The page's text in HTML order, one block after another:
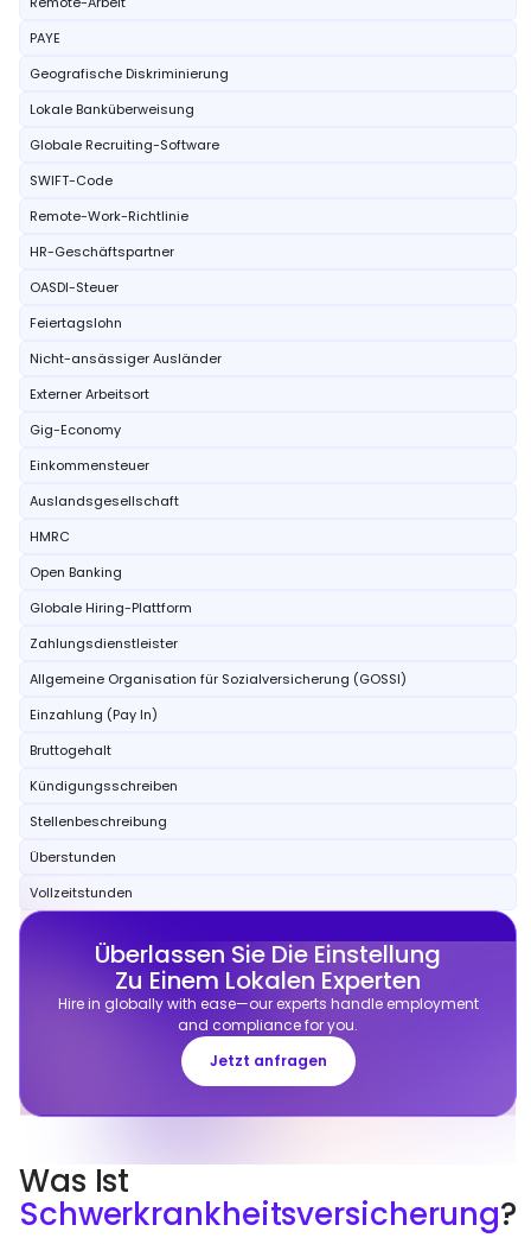
PAYE
Geografische Diskriminierung
Lokale Banküberweisung
Globale Recruiting-Software
SWIFT-Code
Remote-Work-Richtlinie
HR-Geschäftspartner
OASDI-Steuer
Feiertagslohn
Nicht-ansässiger Ausländer
Externer Arbeitsort
Gig-Economy
Einkommensteuer
Auslandsgesellschaft
HMRC
Open Banking
Globale Hiring-Plattform
Zahlungsdienstleister
Allgemeine Organisation für Sozialversicherung (GOSSI)
Einzahlung (Pay In)
Bruttogehalt
Kündigungsschreiben
Stellenbeschreibung
Überstunden
Vollzeitstunden
Überlassen Sie Die Einstellung
Zu Einem Lokalen Experten
Hire in globally with ease—our experts handle employment
and compliance for you.
Jetzt anfragen
Was Ist
Schwerkrankheitsversicherung?